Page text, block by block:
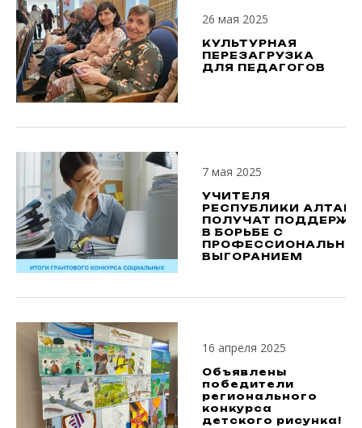
26 мая 2025
КУЛЬТУРНАЯ
ПЕРЕЗАГРУЗКА
ДЛЯ ПЕДАГОГОВ
7 мая 2025
УЧИТЕЛЯ
РЕСПУБЛИКИ АЛТАЙ
ПОЛУЧАТ
В БОРЬБЕ С
ВЫГОРАНИЕМ
16 апреля 2025
Объявлены
победители
регионального
конкурса
детского рисунка!